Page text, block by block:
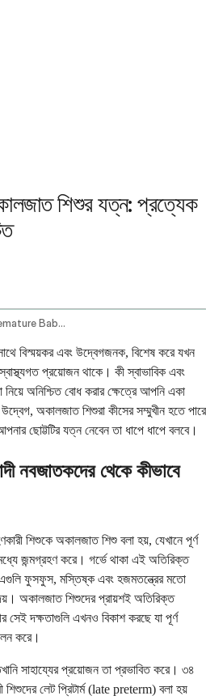
শিশুর যত্ন: প্রত্যেক
Newborn And Premature Baby Health Common Concerns And Care
বিস্ময়কর এবং উদ্বেগজনক, বিশেষ করে যখন
প্রয়োজন থাকে। কী স্বাভাবিক এবং
অনিশ্চিত বোধ করার ক্ষেত্রে আপনি একা
অকালজাত শিশুরা কীসের সম্মুখীন হতে পারে
ছোট্টটির যত্ন নেবেন তা ধাপে ধাপে বলবে।
নবজাতকদের থেকে কীভাবে
শিশুকে অকালজাত শিশু বলা হয়, যেখানে পূর্ণ
জন্মগ্রহণ করে। গর্ভে থাকা এই অতিরিক্ত
এগুলি ফুসফুস, মস্তিষ্ক এবং হজমতন্ত্রের মতো
অকালজাত শিশুদের প্রায়শই অতিরিক্ত
সেই দক্ষতাগুলি এখনও বিকাশ করছে যা পূর্ণ
করে।
সাহায্যের প্রয়োজন তা প্রভাবিত করে। ৩৪
লেট প্রিটার্ম (late preterm) বলা হয়